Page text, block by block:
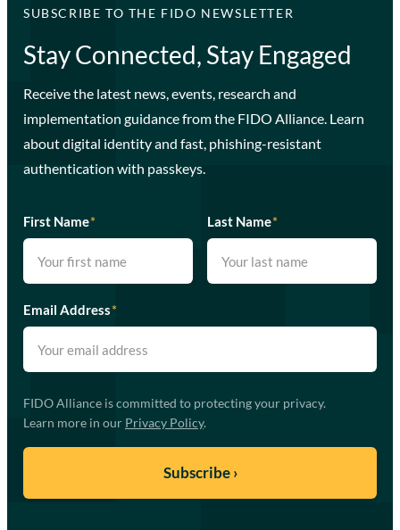
SUBSCRIBE TO THE FIDO NEWSLETTER
Stay Connected, Stay Engaged
Receive the latest news, events, research and
implementation guidance from the FIDO Alliance. Learn
about digital identity and fast, phishing-resistant
authentication with passkeys.
First Name* Last Name*
Email Address*
FIDO Alliance is committed to protecting your privacy.
Learn more in our Privacy Policy.